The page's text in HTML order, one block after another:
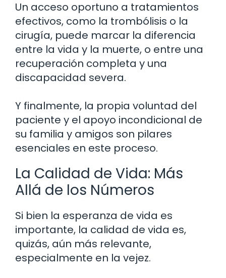
Un acceso oportuno a tratamientos
efectivos, como la trombólisis o la
cirugía, puede marcar la diferencia
entre la vida y la muerte, o entre una
recuperación completa y una
discapacidad severa.
Y finalmente, la propia voluntad del
paciente y el apoyo incondicional de
su familia y amigos son pilares
esenciales en este proceso.
La Calidad de Vida: Más
Allá de los Números
Si bien la esperanza de vida es
importante, la calidad de vida es,
quizás, aún más relevante,
especialmente en la vejez.